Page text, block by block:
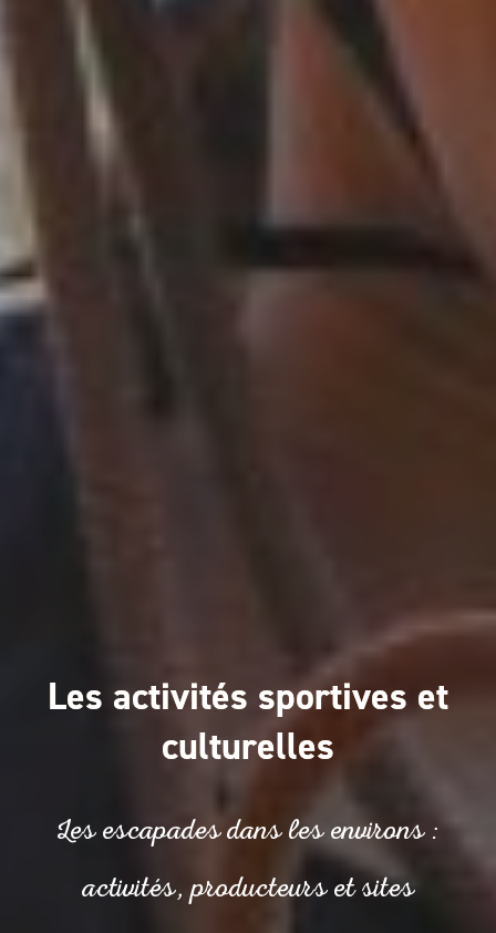
Les activités sportives et
culturelles
Les escapades dans les environs :
activités, producteurs et sites